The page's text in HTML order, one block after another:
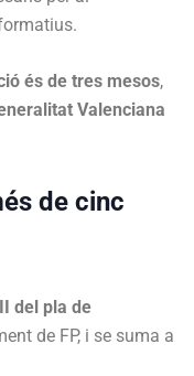
és de tres mesos,
Valenciana
de cinc
del pla de
de FP, i se suma a